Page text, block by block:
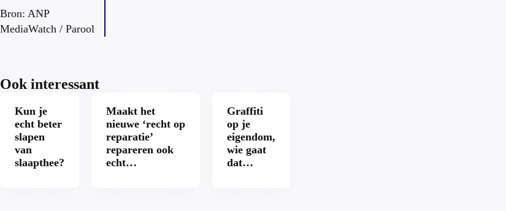
Bron: ANP
MediaWatch / Parool
Ook interessant
Kun je
echt beter
slapen
van
slaapthee?
Maakt het
nieuwe ‘recht op
reparatie’
repareren ook
echt
Graffiti
op je
eigendom,
wie gaat
dat